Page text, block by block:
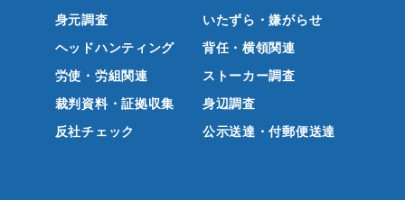
身元調査
いたずら・嫌がらせ
ヘッドハンティング
背任・横領関連
労使・労組関連
ストーカー調査
裁判資料・証拠収集
身辺調査
反社チェック
公示送達・付郵便送達